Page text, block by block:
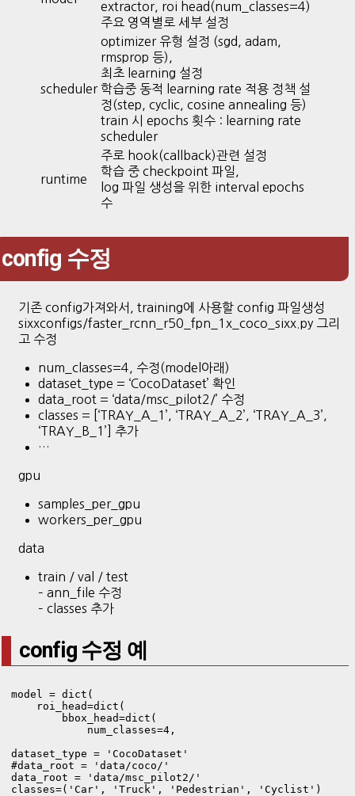
extractor, roi head(num_classes=4)
주요 영역별로 세부 설정
scheduler
optimizer 유형 설정 (sgd, adam,
rmsprop 등),
최초 learning 설정
학습중 동적 learning rate 적용 정책 설
정(step, cyclic, cosine annealing 등)
train 시 epochs 횟수 : learning rate
scheduler
runtime
주로 hook(callback)관련 설정
학습 중 checkpoint 파일,
log 파일 생성을 위한 interval epochs
수
config 수정
기존 config가져와서, training에 사용할 config 파일생성
sixxconfigs/faster_rcnn_r50_fpn_1x_coco_sixx.py 그리
고 수정
num_classes=4, 수정(model아래)
dataset_type = ‘CocoDataset’ 확인
data_root = ‘data/msc_pilot2/’ 수정
classes = [‘TRAY_A_1’, ‘TRAY_A_2’, ‘TRAY_A_3’,
‘TRAY_B_1’] 추가
…
gpu
samples_per_gpu
workers_per_gpu
data
train / val / test
– ann_file 수정
– classes 추가
config 수정 예
model = dict(
    roi_head=dict(
        bbox_head=dict(
            num_classes=4,
dataset_type = 'CocoDataset'
#data_root = 'data/coco/'
data_root = 'data/msc_pilot2/'
classes=('Car', 'Truck', 'Pedestrian', 'Cyclist')